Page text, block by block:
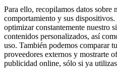
Para ello, recopilamos datos sobre
comportamiento y sus
optimizar constantemente nuestro
contenidos personalizados, así
uso. También podemos comparar
proveedores externos y mostrarte
publicidad online, sólo si ya